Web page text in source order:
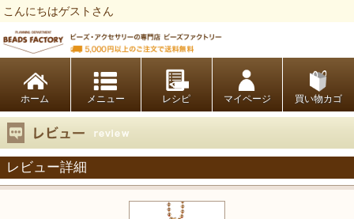
こんにちはゲストさん
ホーム レシピ マイページ 買い物カゴ
レビュー詳細